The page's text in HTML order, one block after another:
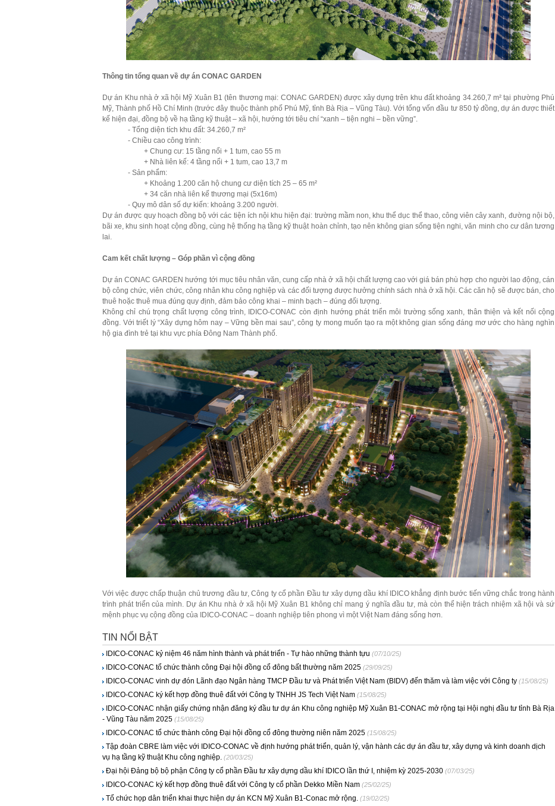
Thông tin tổng quan về dự án CONAC GARDEN
Dự án Khu nhà ở xã hội Mỹ Xuân B1 (tên thương mại: CONAC GARDEN) được xây dựng trên khu đất khoảng 34.260,7 m² tại phường Phú
Mỹ, Thành phố Hồ Chí Minh (trước đây thuộc thành phố Phú Mỹ, tỉnh Bà Rịa – Vũng Tàu). Với tổng vốn đầu tư 850 tỷ đồng, dự án được thiết
kế hiện đại, đồng bộ về hạ tầng kỹ thuật – xã hội, hướng tới tiêu chí “xanh – tiện nghi – bền vững”.
- Tổng diện tích khu đất: 34.260,7 m²
- Chiều cao công trình:
+ Chung cư: 15 tầng nổi + 1 tum, cao 55 m
+ Nhà liên kế: 4 tầng nổi + 1 tum, cao 13,7 m
- Sản phẩm:
+ Khoảng 1.200 căn hộ chung cư diện tích 25 – 65 m²
+ 34 căn nhà liên kế thương mại (5x16m)
- Quy mô dân số dự kiến: khoảng 3.200 người.
Dự án được quy hoạch đồng bộ với các tiện ích nội khu hiện đại: trường mầm non, khu thể dục thể thao, công viên cây xanh, đường nội bộ,
bãi xe, khu sinh hoạt cộng đồng, cùng hệ thống hạ tầng kỹ thuật hoàn chỉnh, tạo nên không gian sống tiện nghi, văn minh cho cư dân tương
lai.
Cam kết chất lượng – Góp phần vì cộng đồng
Dự án CONAC GARDEN hướng tới mục tiêu nhân văn, cung cấp nhà ở xã hội chất lượng cao với giá bán phù hợp cho người lao động, cán
bộ công chức, viên chức, công nhân khu công nghiệp và các đối tượng được hưởng chính sách nhà ở xã hội. Các căn hộ sẽ được bán, cho
thuê hoặc thuê mua đúng quy định, đảm bảo công khai – minh bạch – đúng đối tượng.
Không chỉ chú trọng chất lượng công trình, IDICO-CONAC còn định hướng phát triển môi trường sống xanh, thân thiện và kết nối cộng
đồng. Với triết lý “Xây dựng hôm nay – Vững bền mai sau”, công ty mong muốn tạo ra một không gian sống đáng mơ ước cho hàng nghìn
hộ gia đình trẻ tại khu vực phía Đông Nam Thành phố.
Với việc được chấp thuận chủ trương đầu tư, Công ty cổ phần Đầu tư xây dựng dầu khí IDICO khẳng định bước tiến vững chắc trong hành
trình phát triển của mình. Dự án Khu nhà ở xã hội Mỹ Xuân B1 không chỉ mang ý nghĩa đầu tư, mà còn thể hiện trách nhiệm xã hội và sứ
mệnh phục vụ cộng đồng của IDICO-CONAC – doanh nghiệp tiên phong vì một Việt Nam đáng sống hơn.
TIN NỔI BẬT
IDICO-CONAC kỷ niệm 46 năm hình thành và phát triển - Tự hào những thành tựu (07/10/25)
IDICO-CONAC tổ chức thành công Đại hội đồng cổ đông bất thường năm 2025 (29/09/25)
IDICO-CONAC vinh dự đón Lãnh đạo Ngân hàng TMCP Đầu tư và Phát triển Việt Nam (BIDV) đến thăm và làm việc với Công ty (15/08/25)
IDICO-CONAC ký kết hợp đồng thuê đất với Công ty TNHH JS Tech Việt Nam (15/08/25)
IDICO-CONAC nhận giấy chứng nhận đăng ký đầu tư dự án Khu công nghiệp Mỹ Xuân B1-CONAC mở rộng tại Hội nghị đầu tư tỉnh Bà Rịa
- Vũng Tàu năm 2025 (15/08/25)
IDICO-CONAC tổ chức thành công Đại hội đồng cổ đông thường niên năm 2025 (15/08/25)
Tập đoàn CBRE làm việc với IDICO-CONAC về định hướng phát triển, quản lý, vận hành các dự án đầu tư, xây dựng và kinh doanh dịch
vụ hạ tầng kỹ thuật Khu công nghiệp. (20/03/25)
Đại hội Đảng bộ bộ phận Công ty cổ phần Đầu tư xây dựng dầu khí IDICO lần thứ I, nhiệm kỳ 2025-2030 (07/03/25)
IDICO-CONAC ký kết hợp đồng thuê đất với Công ty cổ phần Dekko Miền Nam (25/02/25)
Tổ chức họp dân triển khai thực hiện dự án KCN Mỹ Xuân B1-Conac mở rộng. (19/02/25)